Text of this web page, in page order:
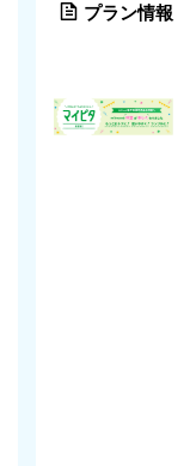
プラン情報